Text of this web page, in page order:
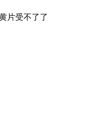
片受不了了